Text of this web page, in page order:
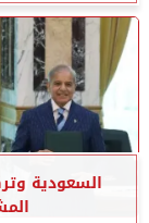
السعودية